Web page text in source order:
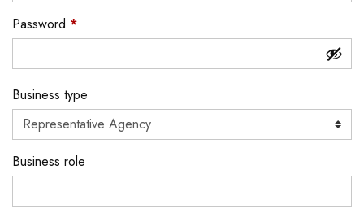
Password *
Business type
Business role